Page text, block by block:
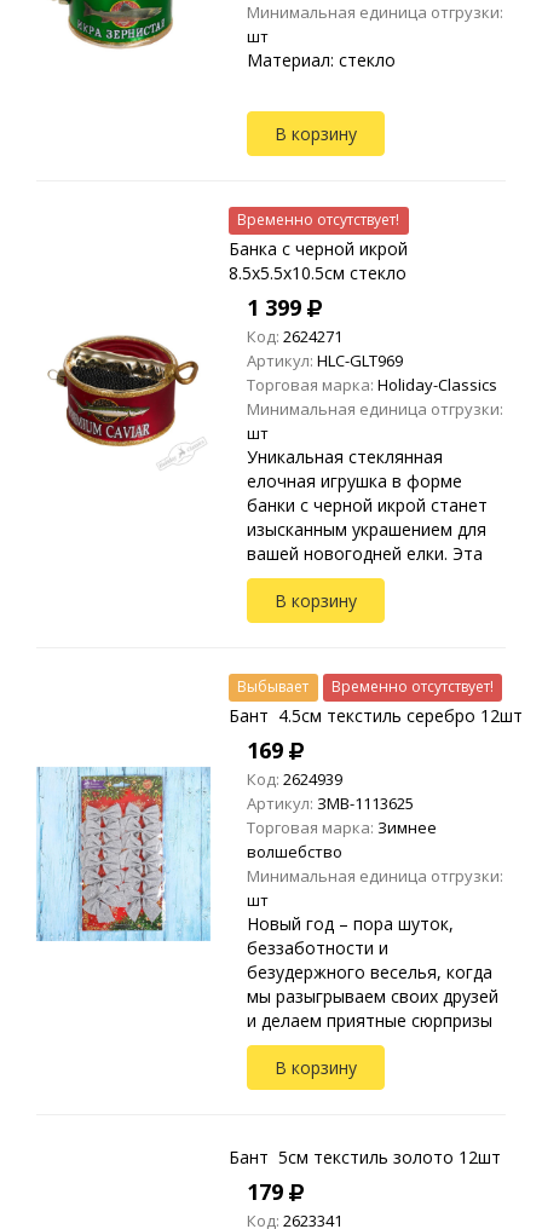
Минимальная единица отгрузки:
шт
Материал: стекло
В корзину
Временно отсутствует!
Банка с черной икрой
8.5х5.5х10.5см стекло
1 399
Код: 2624271
Артикул: HLC-GLT969
Торговая марка: Holiday-Classics
Минимальная единица отгрузки:
шт
Уникальная стеклянная
елочная игрушка в форме
банки с черной икрой станет
изысканным украшением для
вашей новогодней елки. Эта
игрушка символизирует
богатство и изобилие, а
также станет оригинальным
В корзину
Выбывает Временно отсутствует!
Бант 4.5см текстиль серебро 12шт
169
Код: 2624939
Артикул: ЗМВ-1113625
Торговая марка: Зимнее
волшебство
Минимальная единица отгрузки:
шт
Новый год – пора шуток,
беззаботности и
безудержного веселья, когда
мы разыгрываем своих друзей
и делаем приятные сюрпризы
близким. В это время стало
традицией надевать на
головы колпаки с помпоном и
В корзину
Бант 5см текстиль золото 12шт
179
Код: 2623341